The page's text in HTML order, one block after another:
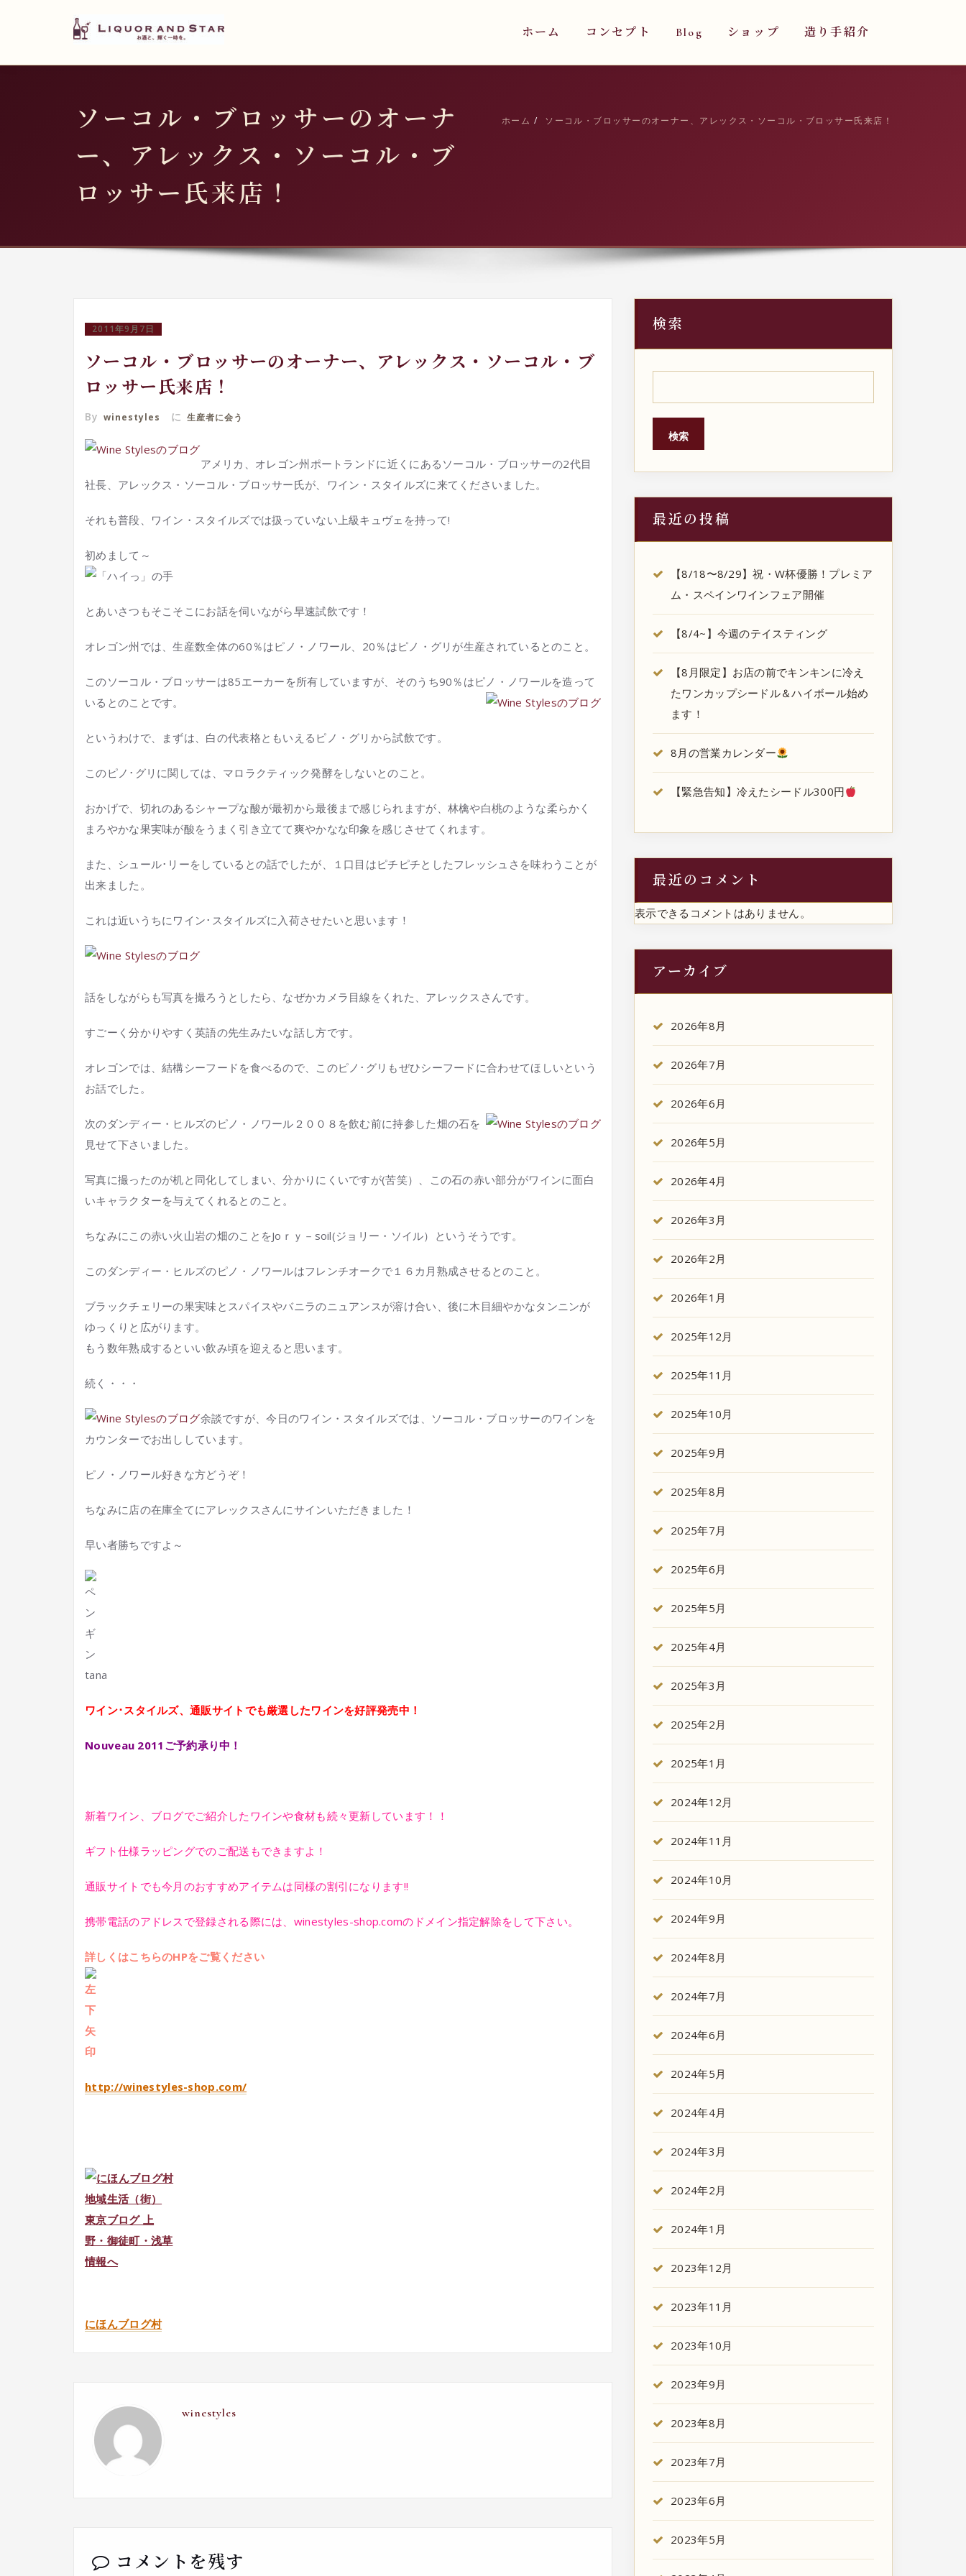
LIQUOR AND STAR
世界のリカーショップ ホーム コンセプト Blog ショップ 造り手紹介
ソーコル・ブロッサーのオーナ
ー、アレックス・ソーコル・ブ
ロッサー氏来店！
ホーム ソーコル・ブロッサーのオーナー、アレックス・ソーコル・ブロッサー氏来店！
2011年9月7日
ソーコル・ブロッサーのオーナー、アレックス・ソーコル・ブ
ロッサー氏来店！
By winestyles に 生産者に会う
アメリカ、オレゴン州ポートランドに近くにあるソーコル・ブロッサーの2代目
社長、アレックス・ソーコル・ブロッサー氏が、ワイン・スタイルズに来てくださいました。
それも普段、ワイン・スタイルズでは扱っていない上級キュヴェを持って!
初めまして～
とあいさつもそこそこにお話を伺いながら早速試飲です！
オレゴン州では、生産数全体の60％はピノ・ノワール、20％はピノ・グリが生産されているとのこと。
このソーコル・ブロッサーは85エーカーを所有していますが、そのうち90％はピノ・ノワールを造って
いるとのことです。
というわけで、まずは、白の代表格ともいえるピノ・グリから試飲です。
このピノ･グリに関しては、マロラクティック発酵をしないとのこと。
おかげで、切れのあるシャープな酸が最初から最後まで感じられますが、林檎や白桃のような柔らかく
まろやかな果実味が酸をうまく引き立てて爽やかなな印象を感じさせてくれます。
また、シュール･リーをしているとの話でしたが、１口目はピチピチとしたフレッシュさを味わうことが
出来ました。
これは近いうちにワイン･スタイルズに入荷させたいと思います！
話をしながらも写真を撮ろうとしたら、なぜかカメラ目線をくれた、アレックスさんです。
すごーく分かりやすく英語の先生みたいな話し方です。
オレゴンでは、結構シーフードを食べるので、このピノ･グリもぜひシーフードに合わせてほしいという
お話でした。
次のダンディー・ヒルズのピノ・ノワール２００８を飲む前に持参した畑の石を
見せて下さいました。
写真に撮ったのが机と同化してしまい、分かりにくいですが(苦笑）、この石の赤い部分がワインに面白
いキャラクターを与えてくれるとのこと。
ちなみにこの赤い火山岩の畑のことをJoｒｙ－soil(ジョリー・ソイル）というそうです。
このダンディー・ヒルズのピノ・ノワールはフレンチオークで１６カ月熟成させるとのこと。
ブラックチェリーの果実味とスパイスやバニラのニュアンスが溶け合い、後に木目細やかなタンニンが
ゆっくりと広がります。
もう数年熟成するといい飲み頃を迎えると思います。
続く・・・
余談ですが、今日のワイン・スタイルズでは、ソーコル・ブロッサーのワインを
カウンターでお出ししています。
ピノ・ノワール好きな方どうぞ！
ちなみに店の在庫全てにアレックスさんにサインいただきました！
早い者勝ちですよ～
tana
ワイン･スタイルズ、通販サイトでも厳選したワインを好評発売中！
Nouveau 2011ご予約承り中！
新着ワイン、ブログでご紹介したワインや食材も続々更新しています！！
ギフト仕様ラッピングでのご配送もできますよ！
通販サイトでも今月のおすすめアイテムは同様の割引になります!!
携帯電話のアドレスで登録される際には、winestyles-shop.comのドメイン指定解除をして下さい。
詳しくはこちらのHPをご覧ください
http://winestyles-shop.com/
にほんブログ村
winestyles
コメントを残す
検索
検索
最近の投稿
【8/18〜8/29】祝・W杯優勝！プレミア
ム・スペインワインフェア開催
【8/4~】今週のテイスティング
【8月限定】お店の前でキンキンに冷え
たワンカップシードル＆ハイボール始め
ます！
8月の営業カレンダー
【緊急告知】冷えたシードル300円
最近のコメント
表示できるコメントはありません。
アーカイブ
2026年8月
2026年7月
2026年6月
2026年5月
2026年4月
2026年3月
2026年2月
2026年1月
2025年12月
2025年11月
2025年10月
2025年9月
2025年8月
2025年7月
2025年6月
2025年5月
2025年4月
2025年3月
2025年2月
2025年1月
2024年12月
2024年11月
2024年10月
2024年9月
2024年8月
2024年7月
2024年6月
2024年5月
2024年4月
2024年3月
2024年2月
2024年1月
2023年12月
2023年11月
2023年10月
2023年9月
2023年8月
2023年7月
2023年6月
2023年5月